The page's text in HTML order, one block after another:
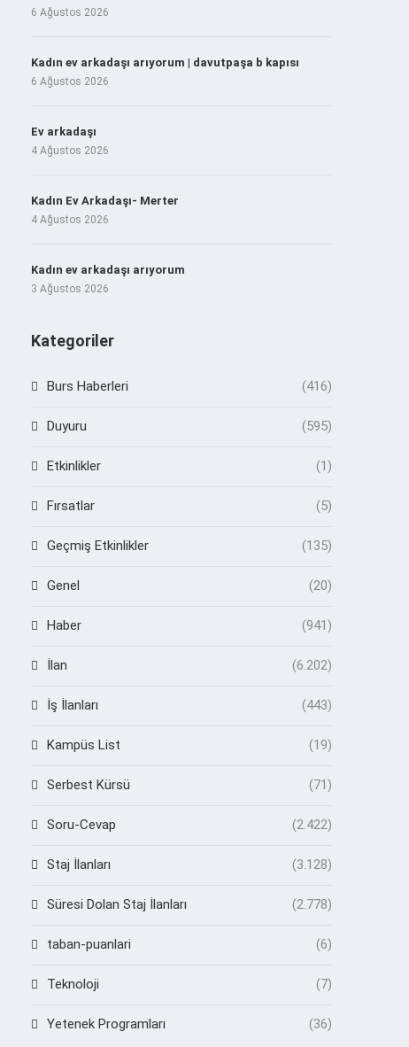
6 Ağustos 2026
Kadın ev arkadaşı arıyorum | davutpaşa b kapısı
6 Ağustos 2026
Ev arkadaşı
4 Ağustos 2026
Kadın Ev Arkadaşı- Merter
4 Ağustos 2026
Kadın ev arkadaşı arıyorum
3 Ağustos 2026
Kategoriler
Burs Haberleri (416)
Duyuru (595)
Etkinlikler (1)
Fırsatlar (5)
Geçmiş Etkinlikler (135)
Genel (20)
Haber (941)
İlan (6.202)
İş İlanları (443)
Kampüs List (19)
Serbest Kürsü (71)
Soru-Cevap (2.422)
Staj İlanları (3.128)
Süresi Dolan Staj İlanları (2.778)
taban-puanlari (6)
Teknoloji (7)
Yetenek Programları (36)